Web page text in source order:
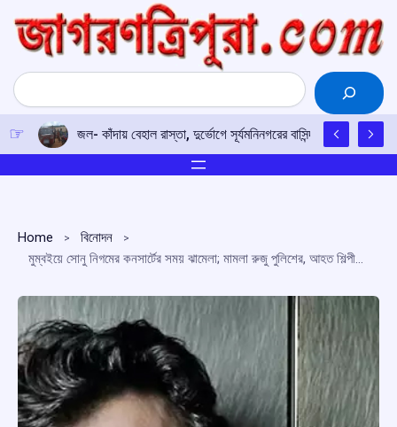
content
Search
জল- কাঁদায় বেহাল রাস্তা, দুর্ভোগে সূর্যমনিনগরের বাসিন্দারা
Home
বিনোদন
মুম্বইয়ে সোনু নিগমের কনসার্টের সময় ঝামেলা; মামলা রুজু পুলিশের, আহত শিল্পীর বন্ধু রব্বানি